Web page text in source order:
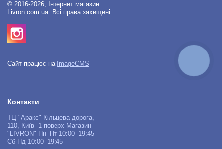
© 2016-2026, Інтернет магазин
Livron.com.ua. Всі права захищені.
Сайт працює на ImageCMS
Контакти
ТЦ "Аракс" Кільцева дорога,
110, Київ -1 поверх Магазин
"LIVRON" Пн–Пт 10:00–19:45
Сб-Нд 10:00–19:45